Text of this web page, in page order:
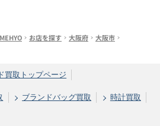
お店を探す 大阪府
大阪市
買取トップページ
ブランドバッグ買取 時計買取